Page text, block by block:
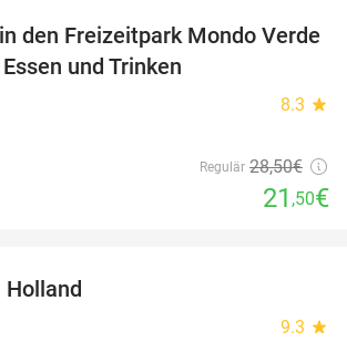
25%
den Freizeitpark Mondo Verde
und Trinken
8.3 star
Regulär 28,50€
21 ,50€
9.3 star